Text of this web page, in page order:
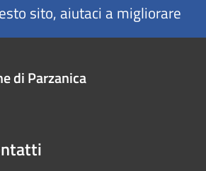
sito, aiutaci a migliorare
di Parzanica